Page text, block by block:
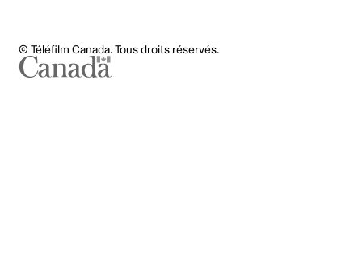
© Téléfilm Canada. Tous droits réservés.